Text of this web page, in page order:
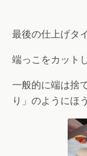
最後の仕上げタ
端っこをカット
一般的に端は捨
り」のようにほ